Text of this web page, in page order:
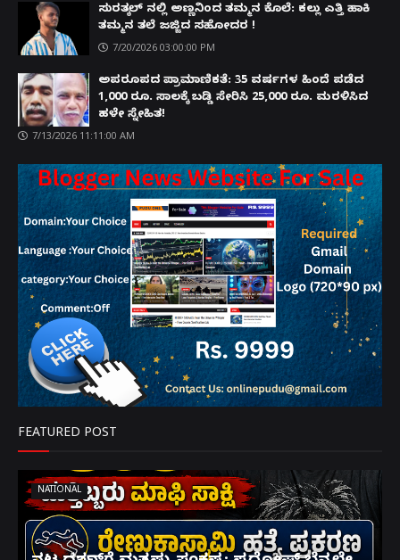
ಸುರತ್ಕಲ್ ನಲ್ಲಿ ಅಣ್ಣನಿಂದ ತಮ್ಮನ ಕೊಲೆ: ಕಲ್ಲು ಎತ್ತಿ ಹಾಕಿ
ತಮ್ಮನ ತಲೆ ಜಜ್ಜಿದ ಸಹೋದರ !
7/20/2026 03:00:00 PM
ಅಪರೂಪದ ಪ್ರಾಮಾಣಿಕತೆ: 35 ವರ್ಷಗಳ ಹಿಂದೆ ಪಡೆದ
1,000 ರೂ. ಸಾಲಕ್ಕೆ ಬಡ್ಡಿ ಸೇರಿಸಿ 25,000 ರೂ. ಮರಳಿಸಿದ
ಹಳೇ ಸ್ನೇಹಿತ!
7/13/2026 11:11:00 AM
FEATURED POST
NATIONAL